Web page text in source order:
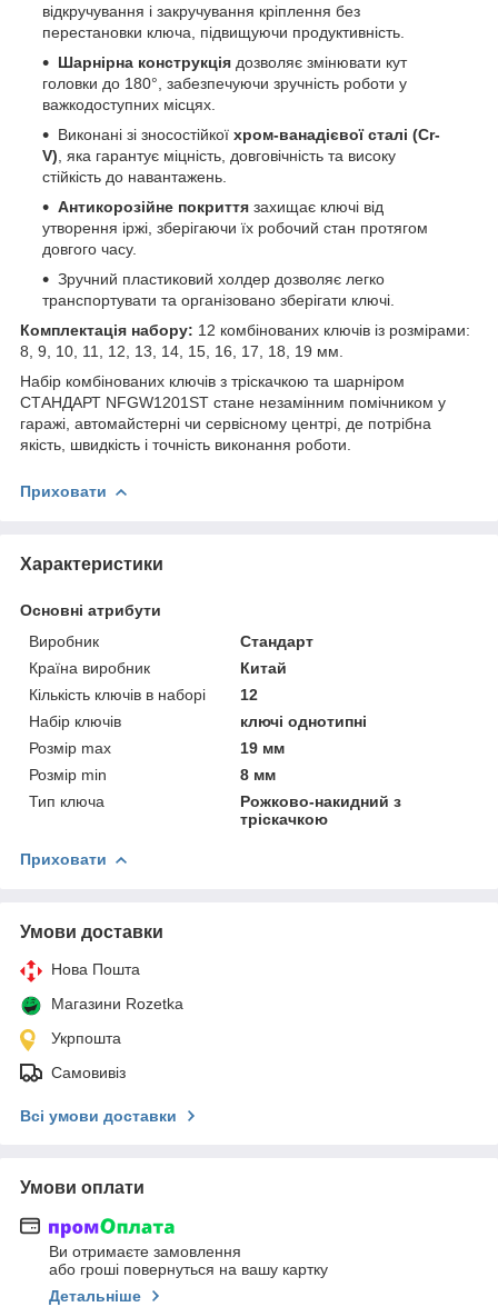
відкручування і закручування кріплення без
перестановки ключа, підвищуючи продуктивність.
Шарнірна конструкція дозволяє змінювати кут
головки до 180°, забезпечуючи зручність роботи у
важкодоступних місцях.
Виконані зі зносостійкої хром-ванадієвої сталі (Cr-
V) , яка гарантує міцність, довговічність та високу
стійкість до навантажень.
Антикорозійне покриття захищає ключі від
утворення іржі, зберігаючи їх робочий стан протягом
довгого часу.
Зручний пластиковий холдер дозволяє легко
транспортувати та організовано зберігати ключі.
Комплектація набору: 12 комбінованих ключів із розмірами:
8, 9, 10, 11, 12, 13, 14, 15, 16, 17, 18, 19 мм.
Набір комбінованих ключів з тріскачкою та шарніром
СТАНДАРТ NFGW1201ST стане незамінним помічником у
гаражі, автомайстерні чи сервісному центрі, де потрібна
якість, швидкість і точність виконання роботи.
Приховати
Характеристики
Основні атрибути
Виробник
Стандарт
Країна виробник
Китай
Кількість ключів в наборі
12
Набір ключів
ключі однотипні
Розмір max
19 мм
Розмір min
8 мм
Тип ключа
Рожково-накидний з
тріскачкою
Приховати
Умови доставки
Нова Пошта
Магазини Rozetka
Укрпошта
Самовивіз
Всі умови доставки
Умови оплати
Ви отримаєте замовлення
або гроші повернуться на вашу картку
Детальніше